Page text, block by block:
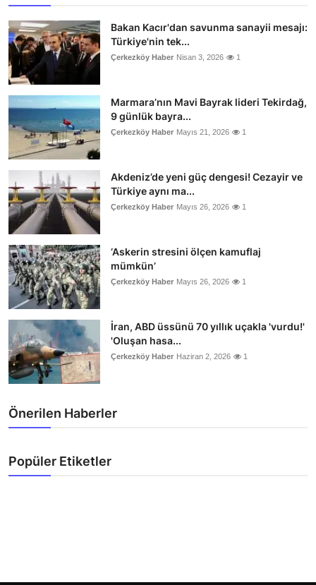
Bakan Kacır'dan savunma sanayii mesajı:
Türkiye'nin tek...
Çerkezköy Haber Nisan 3, 2026 1
Marmara’nın Mavi Bayrak lideri Tekirdağ,
9 günlük bayra...
Çerkezköy Haber Mayıs 21, 2026 1
Akdeniz’de yeni güç dengesi! Cezayir ve
Türkiye aynı ma...
Çerkezköy Haber Mayıs 26, 2026 1
‘Askerin stresini ölçen kamuflaj
mümkün’
Çerkezköy Haber Mayıs 26, 2026 1
İran, ABD üssünü 70 yıllık uçakla 'vurdu!'
'Oluşan hasa...
Çerkezköy Haber Haziran 2, 2026 1
Önerilen Haberler
Popüler Etiketler